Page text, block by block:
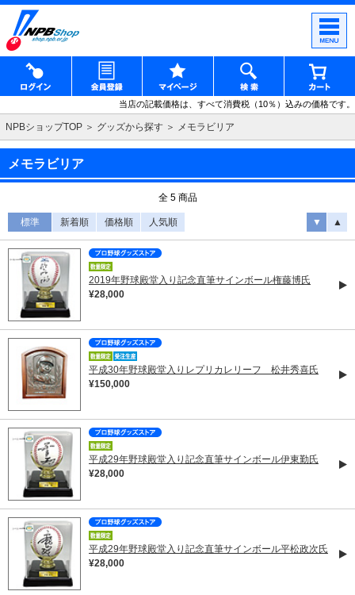
当店の記載価格は、すべて消費税（10％）込みの価格です。
NPBショップTOP グッズから探す メモラビリア
メモラビリア
全 5 商品
標準 新着順 価格順 人気順 ▼ ▲
2019年野球殿堂入り記念直筆サインボール権藤博氏
¥28,000
平成30年野球殿堂入りレプリカレリーフ 松井秀喜氏
¥150,000
平成29年野球殿堂入り記念直筆サインボール伊東勤氏
¥28,000
平成29年野球殿堂入り記念直筆サインボール平松政次氏
¥28,000